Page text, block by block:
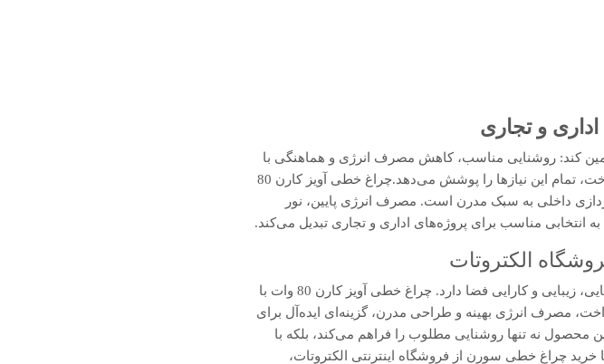
و تجاری
کند: روشنایی مناسب، کاهش مصرف انرژی و هماهنگی با
طراحی داخلی. چراغ خطی آویز کارن با طراحی مینیمال و نور یکنواخت، تمام این نیازها را پوشش می‌دهد.چراغ خطی آویز کارن 80
نورپردازی داخلی به سبک مدرن است. مصرف انرژی پایین، نور
انتخابی مناسب برای پروژه‌های اداری و تجاری تبدیل می‌کند.
انتخاب یک چراغ خطی آویز با کیفیت مناسب، تأثیر مستقیم بر روشنایی، زیبایی و کارایی فضا دارد. چراغ خطی آویز کارن 80 وات با
مصرف انرژی بهینه و طراحی مدرن، گزینه‌ای ایده‌آل برای
نه تنها روشنایی مطلوب را فراهم می‌کند، بلکه با
چراغ خطی سورن از فروشگاه اینترنتی الکتروتات،